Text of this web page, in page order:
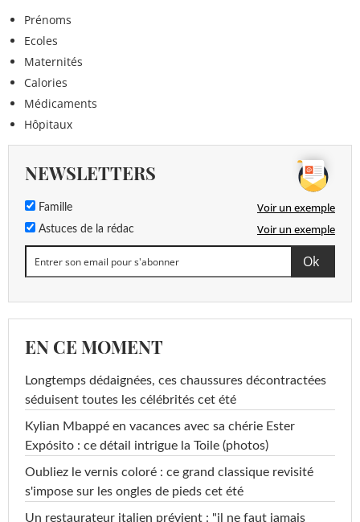
Prénoms
Ecoles
Maternités
Calories
Médicaments
Hôpitaux
NEWSLETTERS
Famille Voir un exemple
Astuces de la rédac Voir un exemple
EN CE MOMENT
Longtemps dédaignées, ces chaussures décontractées
séduisent toutes les célébrités cet été
Kylian Mbappé en vacances avec sa chérie Ester
Expósito : ce détail intrigue la Toile (photos)
Oubliez le vernis coloré : ce grand classique revisité
s'impose sur les ongles de pieds cet été
Un restaurateur italien prévient : "il ne faut jamais